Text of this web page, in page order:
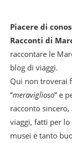
Piacere di
Racconti di
raccontare le
blog di viaggi.
Qui non troverai
“meraviglioso” e
racconto
viaggi, fatti per
musei e tanto